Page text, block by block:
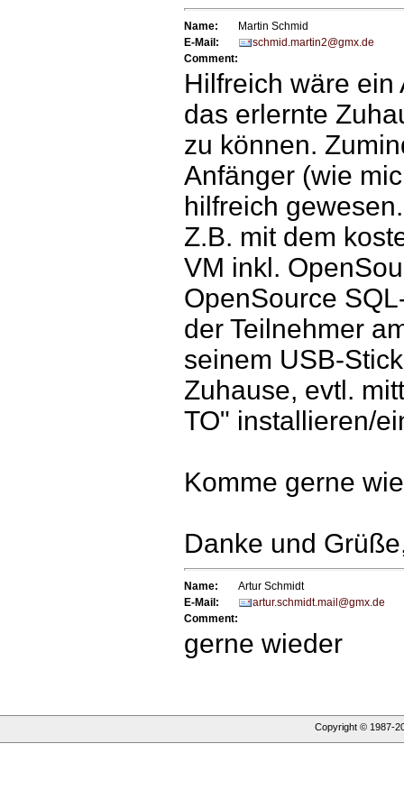
Name:
Martin Schmid
E-Mail:
schmid.martin2@gmx.de
Comment:
Hilfreich wäre ein
das erlernte
zu können.
Anfänger (wie
hilfreich gewesen.
Z.B. mit dem
VM inkl.
OpenSource
der Teilnehmer
seinem USB-
Zuhause, evtl.
TO" installieren/
Komme gerne
Danke und
Name:
Artur Schmidt
E-Mail:
artur.schmidt.mail@gmx.de
Comment:
gerne wieder
Copyright © 1987-